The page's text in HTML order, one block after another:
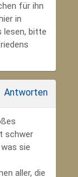
für ihn
in
lesen, bitte
Antworten
schwer
sie
aller, die